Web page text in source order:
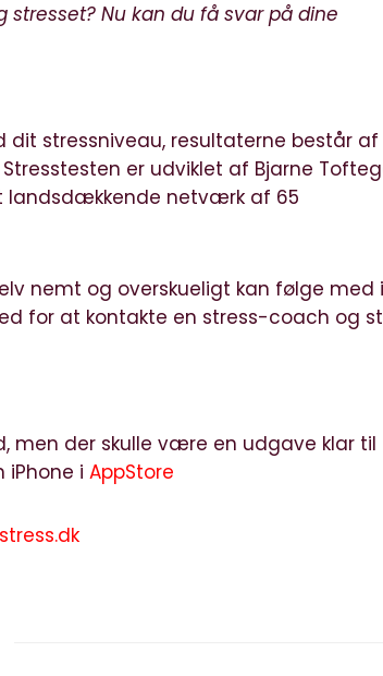
stresset? Nu kan du få svar på dine
stressniveau, resultaterne består af
er udviklet af Bjarne
landsdækkende netværk af 65
nemt og overskueligt kan følge med
for at kontakte en stress-coach og
men der skulle være en udgave klar til
iPhone iAppStore